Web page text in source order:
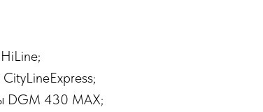
DGM 430 MAX;